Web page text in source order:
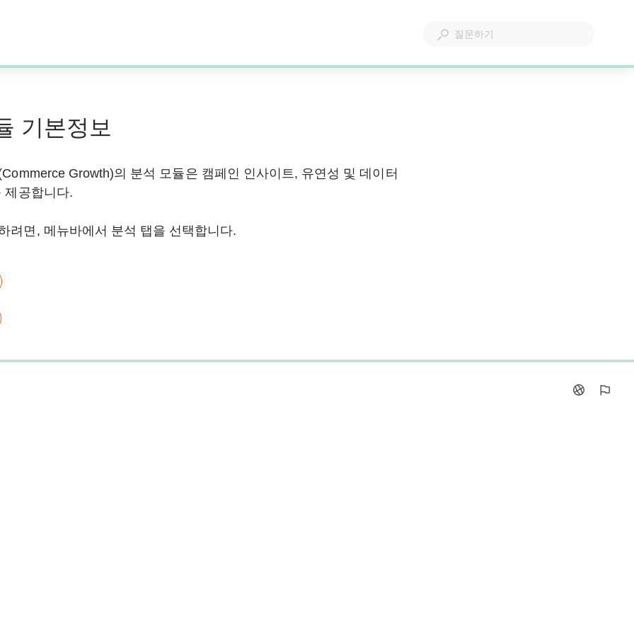
기본정보
Growth)의 분석 모듈은 캠페인 인사이트, 유연성 및 데이터
제공합니다.
려면, 메뉴바에서 분석 탭을 선택합니다.